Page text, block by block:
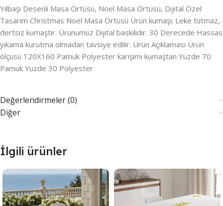
Yılbaşı Desenli Masa Örtüsü, Noel Masa Örtüsü, Dijital Özel
Tasarım Christmas Noel Masa Örtüsü Ürün kumaşı; Leke tutmaz,
dertsiz kumaştır. Ürünümüz Dijital baskılıdır. 30 Derecede Hassas
yıkama kurutma olmadan tavsiye edilir. Ürün Açıklaması Ürün
ölçüsü 120X160 Pamuk Polyester karışımı kumaştan Yüzde 70
Pamuk Yüzde 30 Polyester
Değerlendirmeler (0)
Diğer
İlgili ürünler